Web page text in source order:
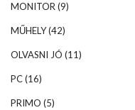
MONITOR(9)
MŰHELY(42)
OLVASNI JÓ (11)
PC(16)
PRIMO (5)